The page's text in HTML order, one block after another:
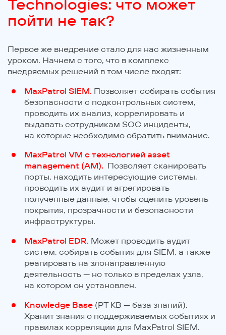
Technologies: что может
пойти не так?
Первое же внедрение стало для нас жизненным
уроком. Начнем с того, что в комплекс
внедряемых решений в том числе входят:
MaxPatrol SIEM. Позволяет собирать события
безопасности с подконтрольных систем,
проводить их анализ, коррелировать и
выдавать сотрудникам SOC инциденты,
на которые необходимо обратить внимание.
MaxPatrol VM с технологией asset
management (AM). Позволяет сканировать
порты, находить интересующие системы,
проводить их аудит и агрегировать
полученные данные, чтобы оценить уровень
покрытия, прозрачности и безопасности
инфраструктуры.
MaxPatrol EDR. Может проводить аудит
систем, собирать события для SIEM, а также
реагировать на злонаправленную
деятельность — но только в пределах узла,
на котором он установлен.
Knowledge Base(PT KB — база знаний).
Хранит знания о поддерживаемых событиях и
правилах корреляции для MaxPatrol SIEM.